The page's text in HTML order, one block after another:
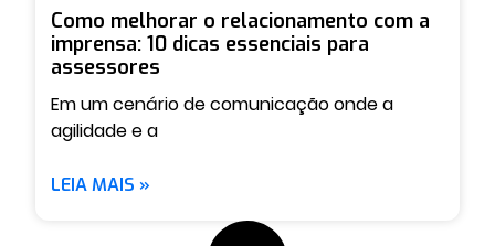
Como melhorar o relacionamento com a
imprensa: 10 dicas essenciais para
assessores
Em um cenário de comunicação onde a
agilidade e a
LEIA MAIS »